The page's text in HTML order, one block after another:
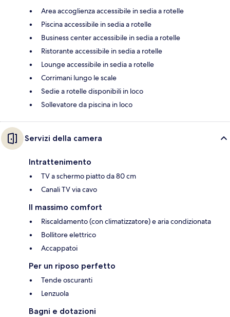
Area accoglienza accessibile in sedia a rotelle
Piscina accessibile in sedia a rotelle
Business center accessibile in sedia a rotelle
Ristorante accessibile in sedia a rotelle
Lounge accessibile in sedia a rotelle
Corrimani lungo le scale
Sedie a rotelle disponibili in loco
Sollevatore da piscina in loco
Servizi della camera
Intrattenimento
TV a schermo piatto da 80 cm
Canali TV via cavo
Il massimo comfort
Riscaldamento (con climatizzatore) e aria condizionata
Bollitore elettrico
Accappatoi
Per un riposo perfetto
Tende oscuranti
Lenzuola
Bagni e dotazioni